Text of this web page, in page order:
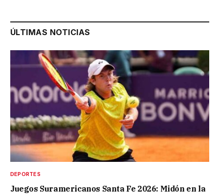
ÚLTIMAS NOTICIAS
DEPORTES
Juegos Suramericanos Santa Fe 2026: Midón en la